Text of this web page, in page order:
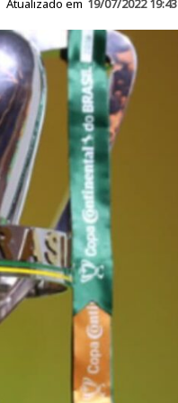
Atualizado em 19/07/2022 19:43